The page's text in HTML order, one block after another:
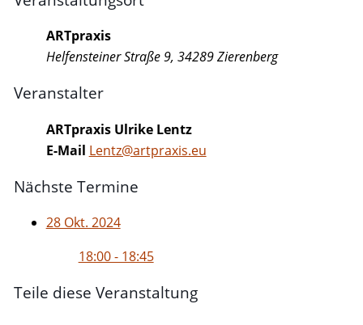
ARTpraxis
Helfensteiner Straße 9, 34289 Zierenberg
Veranstalter
ARTpraxis Ulrike Lentz
E-Mail Lentz@artpraxis.eu
Nächste Termine
28 Okt. 2024
18:00 - 18:45
Teile diese Veranstaltung